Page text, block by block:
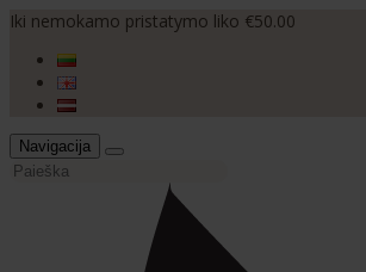
Iki nemokamo pristatymo liko €50.00
Navigacija